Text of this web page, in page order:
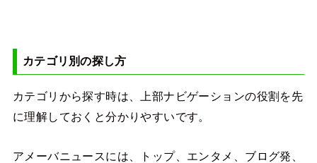
カテゴリ別の探し方
カテゴリから探す時は、上部ナビゲーションの役割を先
に理解しておくと分かりやすいです。
アメーバニュースには、トップ、エンタメ、ブログ発、